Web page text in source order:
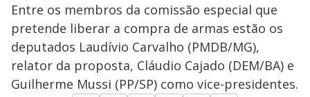
Entre os membros da comissão especial que
pretende liberar a compra de armas estão os
deputados Laudívio Carvalho (PMDB/MG),
relator da proposta, Cláudio Cajado (DEM/BA) e
Guilherme Mussi (PP/SP) como vice-presidentes.